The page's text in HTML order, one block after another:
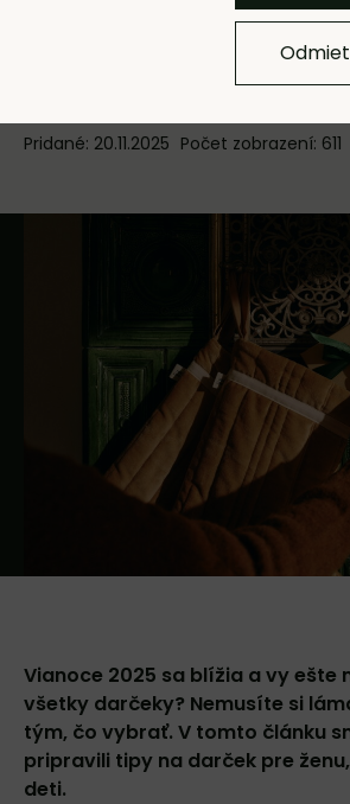
Bunt radí:
vianočné
Pridané: 20.11.2025 Počet zobrazení: 611
Vianoce 2025 sa blížia a vy ešte
všetky darčeky? Nemusíte si
tým, čo vybrať. V tomto článku
pripravili tipy na darček pre
deti.